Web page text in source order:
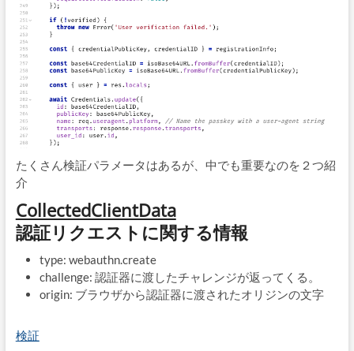
たくさん検証パラメータはあるが、中でも重要なのを２つ紹
介
CollectedClientData
認証リクエストに関する情報
type: webauthn.create
challenge: 認証器に渡したチャレンジが返ってくる。
origin: ブラウザから認証器に渡されたオリジンの文字
検証